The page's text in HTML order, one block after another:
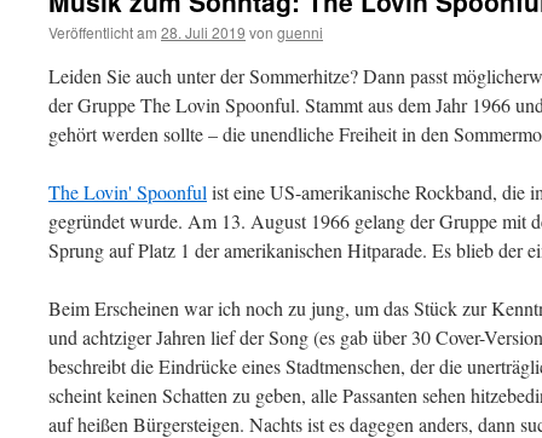
Veröffentlicht am 28. Juli 2019 von guenni
Leiden Sie auch unter der Sommerhitze? Dann passt
der Gruppe The Lovin Spoonful. Stammt aus dem Jahr 1966
gehört werden sollte – die unendliche Freiheit in den
The Lovin' Spoonful ist eine US-amerikanische Rockband, die
gegründet wurde. Am 13. August 1966 gelang der Gruppe mit
Sprung auf Platz 1 der amerikanischen Hitparade. Es blieb der
Beim Erscheinen war ich noch zu jung, um das Stück zur
und achtziger Jahren lief der Song (es gab über 30 Cover-
beschreibt die Eindrücke eines Stadtmenschen, der die
scheint keinen Schatten zu geben, alle Passanten sehen
auf heißen Bürgersteigen. Nachts ist es dagegen anders, dann